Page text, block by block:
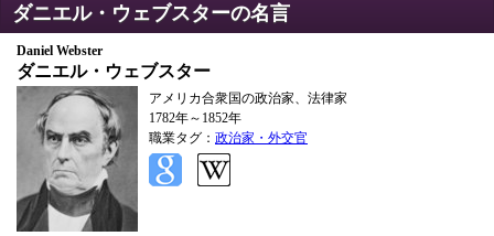
ダニエル・ウェブスターの名言
Daniel Webster
ダニエル・ウェブスター
アメリカ合衆国の政治家、法律家
1782年～1852年
職業タグ： 政治家・外交官